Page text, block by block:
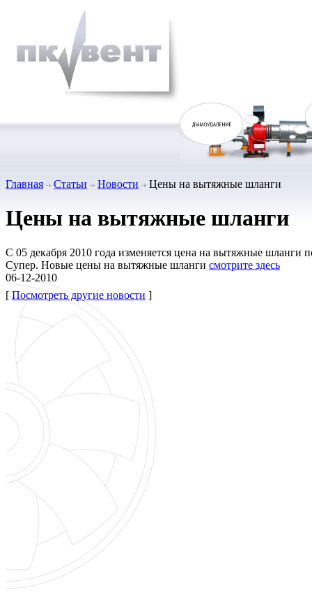
Главная Статьи Новости Цены на вытяжные шланги
Цены на вытяжные шланги
С 05 декабря 2010 года изменяется цена на вытяжные шланги
Супер. Новые цены на вытяжные шланги смотрите здесь
06-12-2010
[Посмотреть другие новости ]